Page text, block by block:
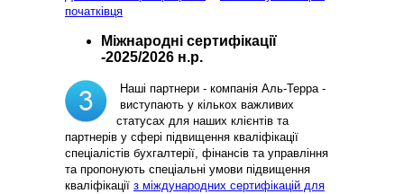
початківця
Міжнародні сертифікації
-2025/2026 н.р.
Наші партнери - компанія Аль-Терра -
виступають у кількох важливих
статусах для наших клієнтів та
партнерів у сфері підвищення кваліфікації
спеціалістів бухгалтерії, фінансів та управління
та пропонують спеціальні умови підвищення
кваліфікації з міждународних сертифікацій для